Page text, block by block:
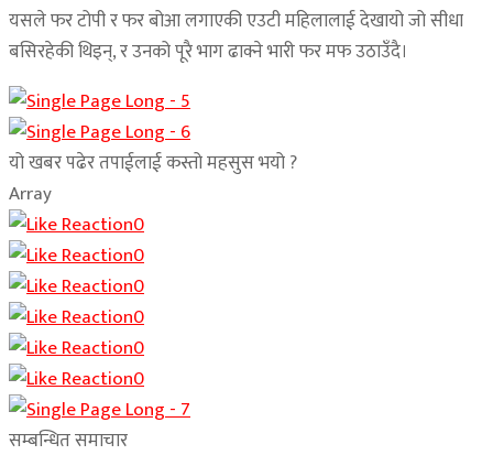
यसले फर टोपी र फर बोआ लगाएकी एउटी महिलालाई देखायो जो सीधा
बसिरहेकी थिइन्, र उनको पूरै भाग ढाक्ने भारी फर मफ उठाउँदै।
यो खबर पढेर तपाईलाई कस्तो महसुस भयो ?
Array
0
0
0
0
0
0
सम्बन्धित समाचार